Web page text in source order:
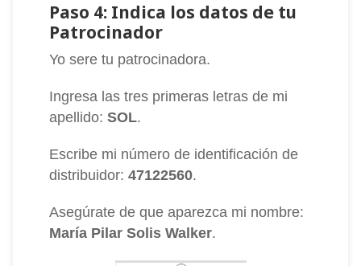
Paso 4: Indica los datos de tu
Patrocinador
Yo sere tu patrocinadora.
Ingresa las tres primeras letras de mi
apellido: SOL.
Escribe mi número de identificación de
distribuidor: 47122560.
Asegúrate de que aparezca mi nombre:
María Pilar Solis Walker.